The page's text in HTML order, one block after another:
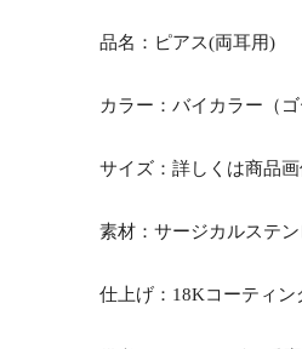
品名：ピアス(両耳用)
カラー：バイカラー（
サイズ：詳しくは商品画
素材：サージカルステ
仕上げ：18Kコーティ